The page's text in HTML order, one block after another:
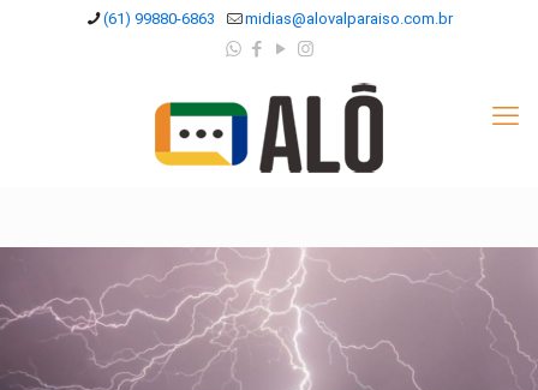
(61) 99880-6863 midias@alovalparaiso.com.br